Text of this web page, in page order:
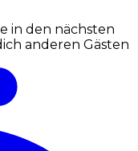
in den nächsten
anderen Gästen